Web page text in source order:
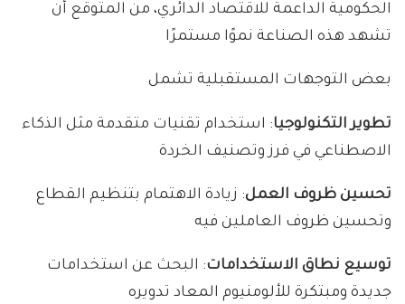
الحكومية الداعمة للاقتصاد الدائري، من المتوقع أن
تشهد هذه الصناعة نموًا مستمرًا
بعض التوجهات المستقبلية تشمل
تطوير التكنولوجيا: استخدام تقنيات متقدمة مثل الذكاء
الاصطناعي في فرز وتصنيف الخردة
تحسين ظروف العمل: زيادة الاهتمام بتنظيم القطاع
وتحسين ظروف العاملين فيه
توسيع نطاق الاستخدامات: البحث عن استخدامات
جديدة ومبتكرة للألومنيوم المعاد تدويره